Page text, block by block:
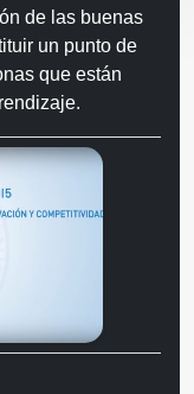
de las buenas
un punto de
que están